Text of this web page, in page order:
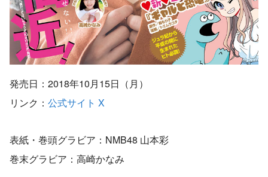
発売日：2018年10月15日（月）
リンク： 公式サイト X
表紙・巻頭グラビア：NMB48 山本彩
巻末グラビア：高崎かなみ